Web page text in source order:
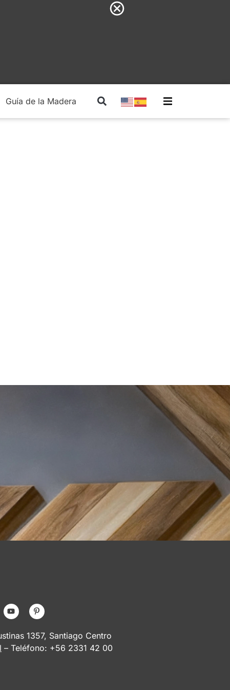
Guía de la Madera
1357, Santiago Centro
– Teléfono: +56 2331 42 00